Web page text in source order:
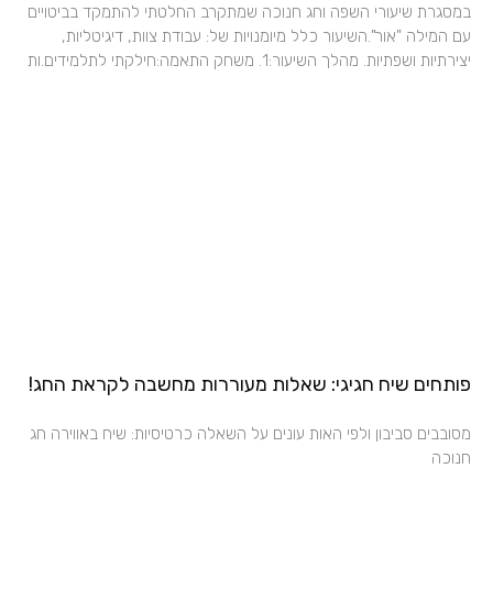
במסגרת שיעורי השפה וחג חנוכה שמתקרב החלטתי להתמקד בביטויים
עם המילה "אור".השיעור כלל מיומנויות של: עבודת צוות, דיגיטליות,
יצירתיות ושפתיות. מהלך השיעור:1. משחק התאמה:חילקתי לתלמידים.ות
פותחים שיח חגיגי: שאלות מעוררות מחשבה לקראת החג!
מסובבים סביבון ולפי האות עונים על השאלה כרטיסיות: שיח באווירה חג
חנוכה